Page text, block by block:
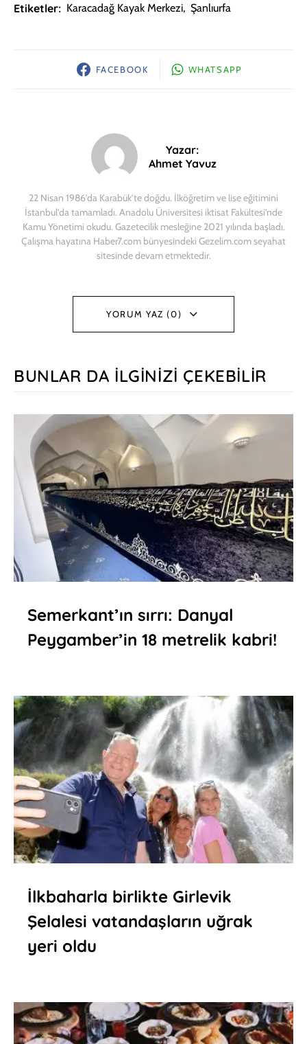
Etiketler: Karacadağ Kayak Merkezi, Şanlıurfa
FACEBOOK WHATSAPP
Yazar:
Ahmet Yavuz
22 Nisan 1986’da Karabük’te doğdu. İlköğretim ve lise eğitimini
İstanbul’da tamamladı. Anadolu Üniversitesi iktisat Fakültesi’nde
Kamu Yönetimi okudu. Gazetecilik mesleğine 2021 yılında başladı.
Çalışma hayatına Haber7.com bünyesindeki Gezelim.com seyahat
sitesinde devam etmektedir.
YORUM YAZ (0)
BUNLAR DA İLGINIZI ÇEKEBILIR
Semerkant’ın sırrı: Danyal
Peygamber’in 18 metrelik kabri!
İlkbaharla birlikte Girlevik
Şelalesi vatandaşların uğrak
yeri oldu